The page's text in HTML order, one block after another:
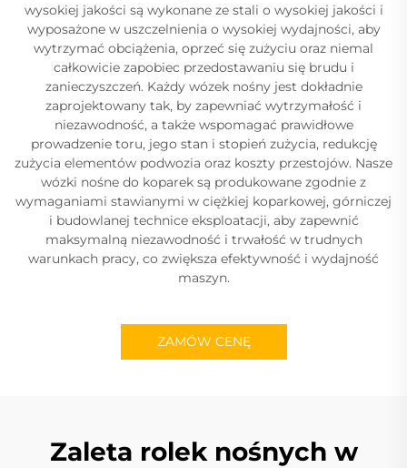
wysokiej jakości są wykonane ze stali o wysokiej jakości i
wyposażone w uszczelnienia o wysokiej wydajności, aby
wytrzymać obciążenia, oprzeć się zużyciu oraz niemal
całkowicie zapobiec przedostawaniu się brudu i
zanieczyszczeń. Każdy wózek nośny jest dokładnie
zaprojektowany tak, by zapewniać wytrzymałość i
niezawodność, a także wspomagać prawidłowe
prowadzenie toru, jego stan i stopień zużycia, redukcję
zużycia elementów podwozia oraz koszty przestojów. Nasze
wózki nośne do koparek są produkowane zgodnie z
wymaganiami stawianymi w ciężkiej koparkowej, górniczej
i budowlanej technice eksploatacji, aby zapewnić
maksymalną niezawodność i trwałość w trudnych
warunkach pracy, co zwiększa efektywność i wydajność
maszyn.
ZAMÓW CENĘ
Zaleta rolek nośnych w